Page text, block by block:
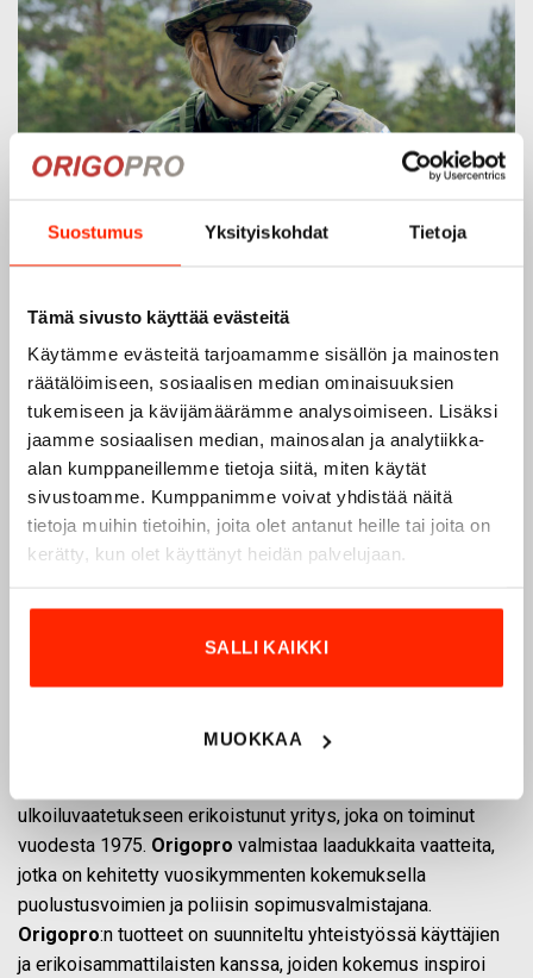
Suostumus Yksityiskohdat Tietoja
Tämä sivusto käyttää evästeitä
Käytämme evästeitä tarjoamamme sisällön ja mainosten
räätälöimiseen, sosiaalisen median ominaisuuksien
tukemiseen ja kävijämäärämme analysoimiseen. Lisäksi
jaamme sosiaalisen median, mainosalan ja analytiikka-
alan kumppaneillemme tietoja siitä, miten käytät
sivustoamme. Kumppanimme voivat yhdistää näitä
tietoja muihin tietoihin, joita olet antanut heille tai joita on
kerätty, kun olet käyttänyt heidän palvelujaan.
SALLI KAIKKI
MUOKKAA
ulkoiluvaatetukseen erikoistunut yritys, joka on toiminut
vuodesta 1975. Origopro valmistaa laadukkaita vaatteita,
jotka on kehitetty vuosikymmenten kokemuksella
puolustusvoimien ja poliisin sopimusvalmistajana.
Origopro:n tuotteet on suunniteltu yhteistyössä käyttäjien
ja erikoisammattilaisten kanssa, joiden kokemus inspiroi